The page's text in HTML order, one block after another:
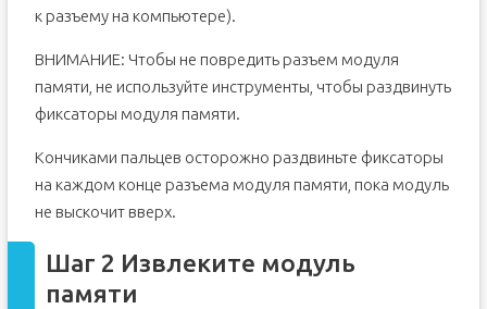
к разъему на компьютере).
ВНИМАНИЕ: Чтобы не повредить разъем модуля
памяти, не используйте инструменты, чтобы раздвинуть
фиксаторы модуля памяти.
Кончиками пальцев осторожно раздвиньте фиксаторы
на каждом конце разъема модуля памяти, пока модуль
не выскочит вверх.
Шаг 2 Извлеките модуль
памяти